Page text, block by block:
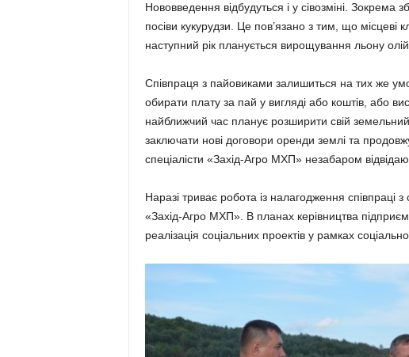
Нововведення відбудуться і у сівозміні. Зокрема
посіви кукурудзи. Це пов’язано з тим, що місцеві
наступний рік планується вирощування льону
Співпраця з пайовиками залишиться на тих же
обирати плату за пай у вигляді або коштів, або
найближчий час планує розширити свій
заключати нові договори оренди землі та
спеціалісти «Захід-Агро МХП» незабаром
Наразі триває робота із налагодження співпраці
«Захід-Агро МХП». В планах керівництва
реалізація соціальних проектів у рамках